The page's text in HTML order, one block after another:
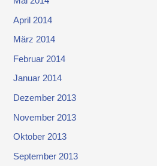
April 2014
März 2014
Februar 2014
Januar 2014
Dezember 2013
November 2013
Oktober 2013
September 2013